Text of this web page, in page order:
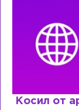
Рыдает